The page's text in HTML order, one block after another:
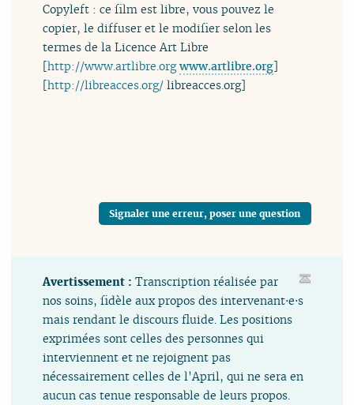
Copyleft : ce film est libre, vous pouvez le
copier, le diffuser et le modifier selon les
termes de la Licence Art Libre
[http://www.artlibre.org www.artlibre.org]
[http://libreacces.org/ libreacces.org]
Signaler une erreur, poser une question
Avertissement :Transcription réalisée par
nos soins, fidèle aux propos des intervenant⋅e⋅s
mais rendant le discours fluide. Les positions
exprimées sont celles des personnes qui
interviennent et ne rejoignent pas
nécessairement celles de l'April, qui ne sera en
aucun cas tenue responsable de leurs propos.